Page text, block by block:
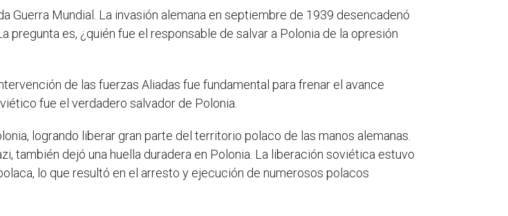
Guerra Mundial. La invasión alemana en septiembre de 1939 desencadenó
pregunta es, ¿quién fue el responsable de salvar a Polonia de la opresión
de las fuerzas Aliadas fue fundamental para frenar el avance
fue el verdadero salvador de Polonia.
logrando liberar gran parte del territorio polaco de las manos alemanas.
también dejó una huella duradera en Polonia. La liberación soviética estuvo
lo que resultó en el arresto y ejecución de numerosos polacos